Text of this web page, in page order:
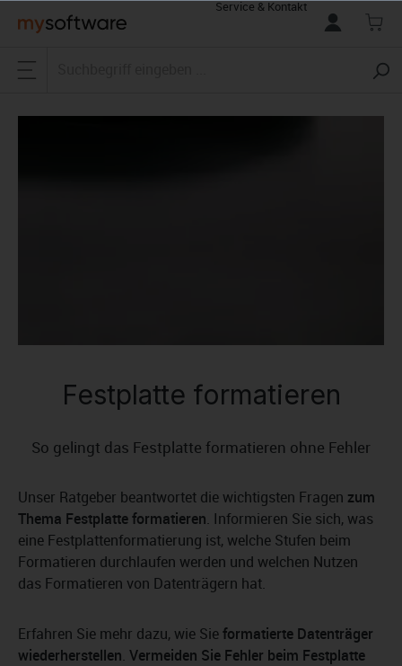
springen
Service & Kontakt
Festplatte formatieren
So gelingt das Festplatte formatieren ohne Fehler
Unser Ratgeber beantwortet die wichtigsten Fragen zum
Thema Festplatte formatieren. Informieren Sie sich, was
eine Festplattenformatierung ist, welche Stufen beim
Formatieren durchlaufen werden und welchen Nutzen
das Formatieren von Datenträgern hat.
Erfahren Sie mehr dazu, wie Sieformatierte Datenträger
wiederherstellen. Vermeiden Sie Fehler beim Festplatte